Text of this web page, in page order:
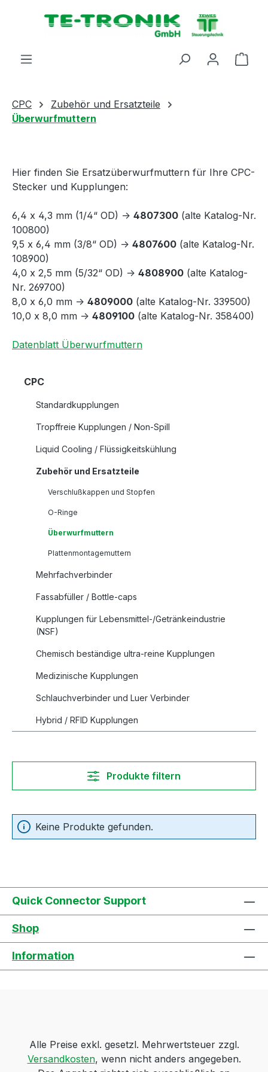
springen
CPC
Zubehör und Ersatzteile
Überwurfmuttern
Hier finden Sie Ersatzüberwurfmuttern für Ihre CPC-
Stecker und Kupplungen:
6,4 x 4,3 mm (1/4“ OD) -> 4807300 (alte Katalog-Nr.
100800)
9,5 x 6,4 mm (3/8“ OD) -> 4807600 (alte Katalog-Nr.
108900)
4,0 x 2,5 mm (5/32“ OD) -> 4808900 (alte Katalog-
Nr. 269700)
8,0 x 6,0 mm -> 4809000 (alte Katalog-Nr. 339500)
10,0 x 8,0 mm -> 4809100 (alte Katalog-Nr. 358400)
Datenblatt Überwurfmuttern
CPC
Standardkupplungen
Tropffreie Kupplungen / Non-Spill
Liquid Cooling / Flüssigkeitskühlung
Zubehör und Ersatzteile
Verschlußkappen und Stopfen
O-Ringe
Überwurfmuttern
Plattenmontagemuttern
Mehrfachverbinder
Fassabfüller / Bottle-caps
Kupplungen für Lebensmittel-/Getränkeindustrie
(NSF)
Chemisch beständige ultra-reine Kupplungen
Medizinische Kupplungen
Schlauchverbinder und Luer Verbinder
Hybrid / RFID Kupplungen
Produkte filtern
Keine Produkte gefunden.
Quick Connector Support
Shop
Information
Alle Preise exkl. gesetzl. Mehrwertsteuer zzgl.
Versandkosten, wenn nicht anders angegeben.